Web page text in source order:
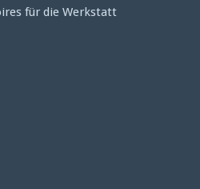
für die Werkstatt